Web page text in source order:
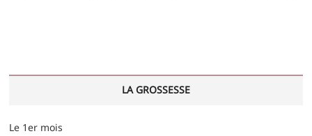
LA GROSSESSE
Le 1er mois